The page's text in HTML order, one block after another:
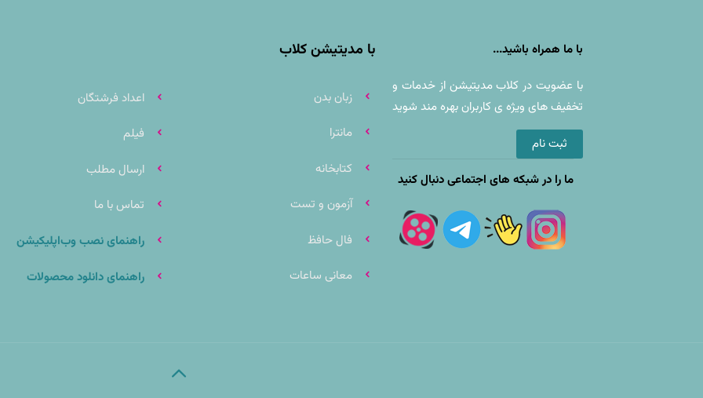
با ما همراه باشید...
با عضويت در کلاب مدیتیشن از خدمات و
تخفيف های ويژه ى كاربران بهره مند شوید
ثبت نام
ما را در شبکه های اجتماعی دنبال کنید
با مدیتیشن کلاب
زبان بدن
مانترا
کتابخانه
آزمون و تست
فال حافظ
معانی ساعات
اعداد فرشتگان
فیلم
ارسال مطلب
تماس با ما
راهنمای نصب وب‌اپلیکیشن
راهنمای دانلود محصولات